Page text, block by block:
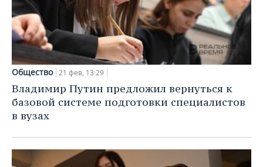
Общество 21 фев, 13:29
Владимир Путин предложил вернуться к
базовой системе подготовки специалистов
в вузах